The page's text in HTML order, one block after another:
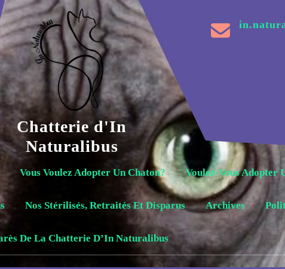
Chatterie d'In
Naturalibus
Vous Voulez Adopter Un Chaton? Voulez-Vous Adopter
Nos Stérilisés, Retraités Et Disparus Archives
De La Chatterie D’In Naturalibus